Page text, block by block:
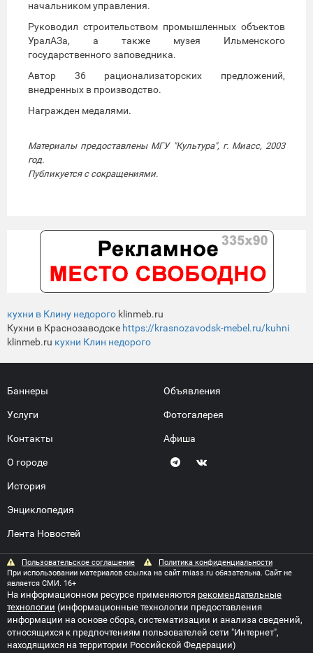
начальником управления.
Руководил строительством промышленных объектов
УралАЗа, а также музея Ильменского
государственного заповедника.
Автор 36 рационализаторских предложений,
внедренных в производство.
Награжден медалями.
Материалы предоставлены МГУ "Культура", г. Миасс, 2003
год.
Публикуется с сокращениями.
кухни в Клину недорого klinmeb.ru
Кухни в Краснозаводске https://krasnozavodsk-mebel.ru/kuhni
klinmeb.ru кухни Клин недорого
Баннеры
Услуги
Контакты
О городе
История
Энциклопедия
Лента Новостей
Объявления
Фотогалерея
Афиша
Пользовательское соглашение
Политика конфиденциальности
При использовании материалов ссылка на сайт miass.ru обязательна. Сайт не
является СМИ. 16+
На информационном ресурсе применяются рекомендательные
технологии (информационные технологии предоставления
информации на основе сбора, систематизации и анализа сведений,
относящихся к предпочтениям пользователей сети "Интернет",
находящихся на территории Российской Федерации)